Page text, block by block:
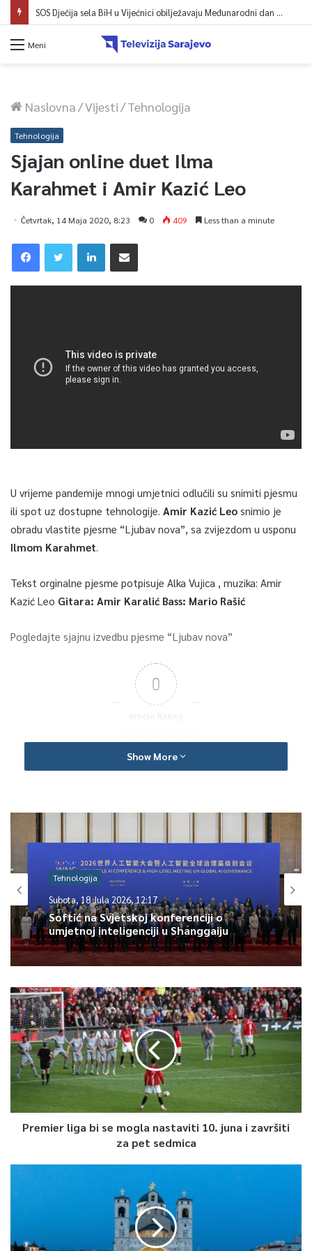
SOS Dječija sela BiH u Vijećnici obilježavaju Međunarodni dan mladih: Više od 200 zaposlenih i stambena podrška za osamostaljivanje
Meni
Naslovna/Vijesti/Tehnologija
Tehnologija
Sjajan online duet Ilma
Karahmet i Amir Kazić Leo
Četvrtak, 14 Maja 2020, 8:23 0 409 Less than a minute
U vrijeme pandemije mnogi umjetnici odlučili su snimiti pjesmu
ili spot uz dostupne tehnologije. Amir Kazić Leo snimio je
obradu vlastite pjesme “Ljubav nova”, sa zvijezdom u usponu
Ilmom Karahmet
Tekst orginalne pjesme potpisuje Alka Vujica , muzika: Amir
Kazić Leo Gitara: Amir Karalić Bass: Mario Rašić
Pogledajte sjajnu izvedbu pjesme “Ljubav nova”
0
Article Rating
Show More
Tehnologija
Subota, 18 Jula 2026, 12:17
Softić na Svjetskoj konferenciji o
umjetnoj inteligenciji u Shanggaiju
Premier liga bi se mogla nastaviti 10. juna i završiti
za pet sedmica